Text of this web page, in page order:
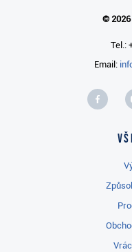
© 2026
Tel.:
Email: